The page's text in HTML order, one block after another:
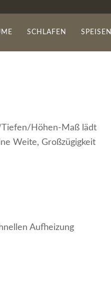
SCHLAFEN SPEISEN
Tiefen/Höhen-Maß lädt
Weite, Großzügigkeit
Aufheizung